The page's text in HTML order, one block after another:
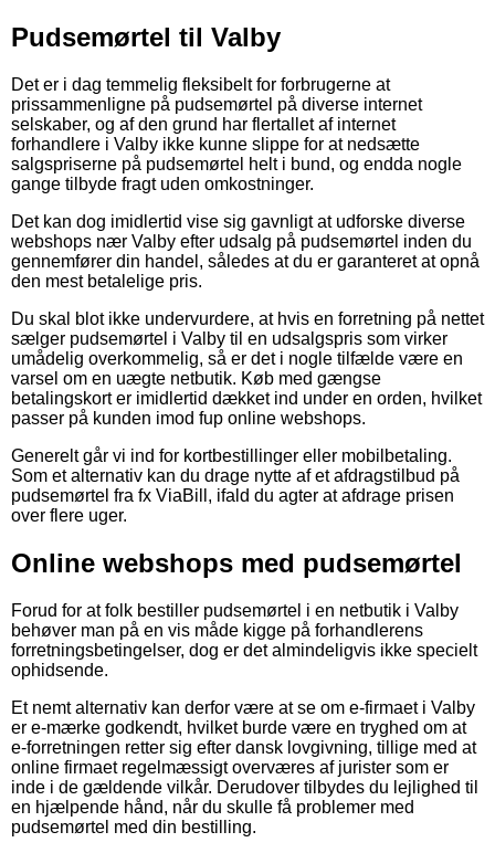
Pudsemørtel til Valby
Det er i dag temmelig fleksibelt for forbrugerne at
prissammenligne på pudsemørtel på diverse internet
selskaber, og af den grund har flertallet af internet
forhandlere i Valby ikke kunne slippe for at nedsætte
salgspriserne på pudsemørtel helt i bund, og endda nogle
gange tilbyde fragt uden omkostninger.
Det kan dog imidlertid vise sig gavnligt at udforske diverse
webshops nær Valby efter udsalg på pudsemørtel inden du
gennemfører din handel, således at du er garanteret at opnå
den mest betalelige pris.
Du skal blot ikke undervurdere, at hvis en forretning på nettet
sælger pudsemørtel i Valby til en udsalgspris som virker
umådelig overkommelig, så er det i nogle tilfælde være en
varsel om en uægte netbutik. Køb med gængse
betalingskort er imidlertid dækket ind under en orden, hvilket
passer på kunden imod fup online webshops.
Generelt går vi ind for kortbestillinger eller mobilbetaling.
Som et alternativ kan du drage nytte af et afdragstilbud på
pudsemørtel fra fx ViaBill, ifald du agter at afdrage prisen
over flere uger.
Online webshops med pudsemørtel
Forud for at folk bestiller pudsemørtel i en netbutik i Valby
behøver man på en vis måde kigge på forhandlerens
forretningsbetingelser, dog er det almindeligvis ikke specielt
ophidsende.
Et nemt alternativ kan derfor være at se om e-firmaet i Valby
er e-mærke godkendt, hvilket burde være en tryghed om at
e-forretningen retter sig efter dansk lovgivning, tillige med at
online firmaet regelmæssigt overværes af jurister som er
inde i de gældende vilkår. Derudover tilbydes du lejlighed til
en hjælpende hånd, når du skulle få problemer med
pudsemørtel med din bestilling.